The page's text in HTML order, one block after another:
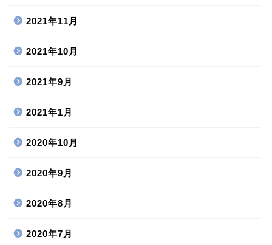
2021年11月
2021年10月
2021年9月
2021年1月
2020年10月
2020年9月
2020年8月
2020年7月